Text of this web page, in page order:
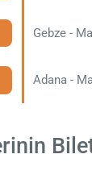
Gebze -
Adana -